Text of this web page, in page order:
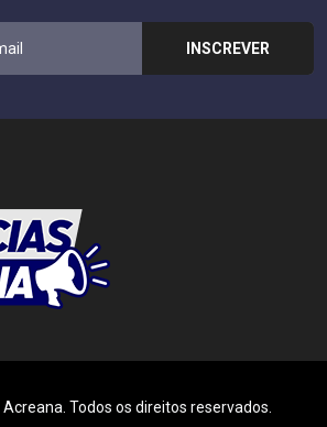
Todos os direitos reservados.